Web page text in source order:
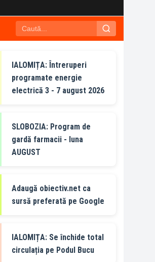
IALOMIȚA: Întreruperi
programate energie
electrică 3 - 7 august 2026
SLOBOZIA: Program de
gardă farmacii - luna
AUGUST
Adaugă obiectiv.net ca
sursă preferată pe Google
IALOMIȚA: Se închide total
circulația pe Podul Bucu